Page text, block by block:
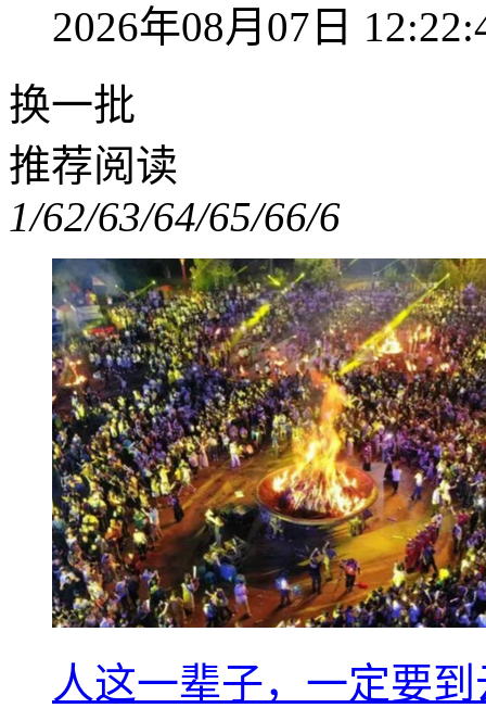
2026年08月07日
换一批
推荐阅读
1/62/63/64/65/66/6
人这一辈子，一定要